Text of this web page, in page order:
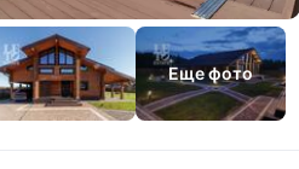
Еще фото